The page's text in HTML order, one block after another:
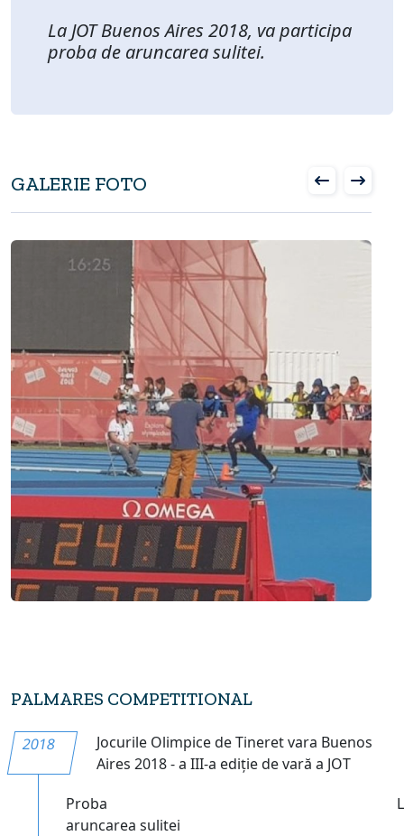
La JOT Buenos Aires 2018, va participa
proba de aruncarea sulitei.
GALERIE FOTO
PALMARES COMPETITIONAL
2018
Jocurile Olimpice de Tineret vara Buenos
Aires 2018 - a III-a ediție de vară a JOT
Proba
aruncarea sulitei